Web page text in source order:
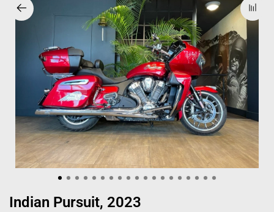
Indian Pursuit, 2023